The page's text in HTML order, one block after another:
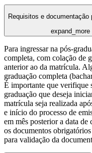
Requisitos e documentação
expand_more
Para ingressar na pós-
completa, com colação de
anterior ao da matrícula.
graduação completa
É importante que verifique
graduação que deseja
matrícula seja realizada
e início do processo de
em mês posterior a data
os documentos
para validação da